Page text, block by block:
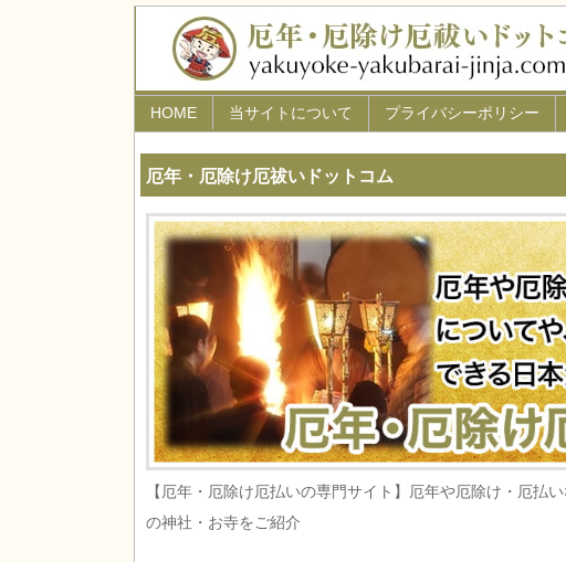
厄年・厄除け厄祓いドットコム
【厄年・厄除け厄払いの専門サイト】厄年や厄除け・厄払
の神社・お寺をご紹介
HOME 当サイトについて プライバシーポリシー